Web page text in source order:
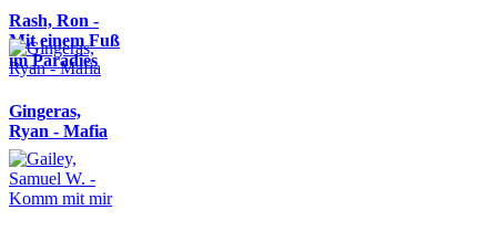
Rash, Ron -
Mit einem Fuß
im Paradies
Gingeras,
Ryan - Mafia